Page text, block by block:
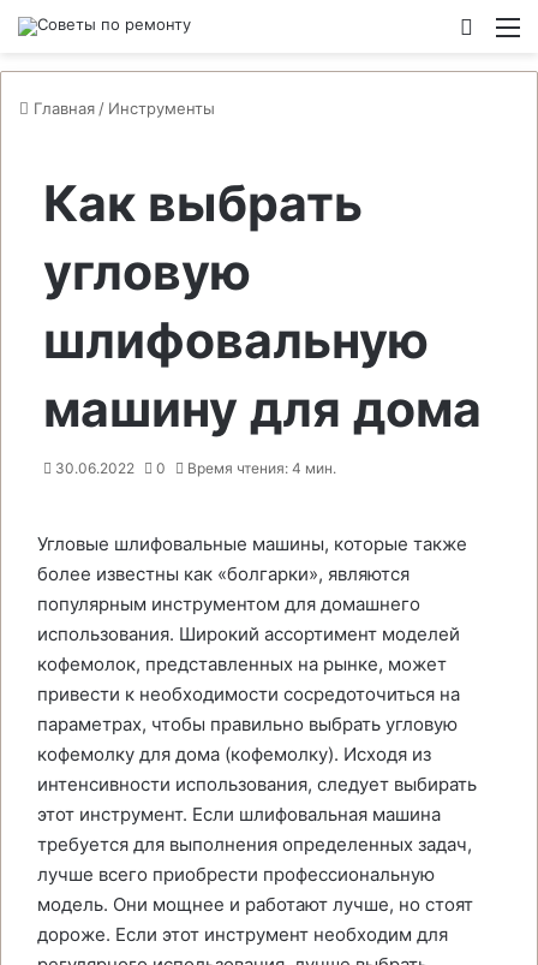
Главная / Инструменты
Как выбрать
угловую
шлифовальную
машину для дома
30.06.2022 0 Время чтения: 4 мин.
Угловые шлифовальные машины, которые также
более известны как «болгарки», являются
популярным инструментом для домашнего
использования. Широкий ассортимент моделей
кофемолок, представленных на рынке, может
привести к необходимости сосредоточиться на
параметрах, чтобы правильно выбрать угловую
кофемолку для дома (кофемолку). Исходя из
интенсивности использования, следует выбирать
этот инструмент. Если шлифовальная машина
требуется для выполнения определенных задач,
лучше всего приобрести профессиональную
модель. Они мощнее и работают лучше, но стоят
дороже. Если этот инструмент необходим для